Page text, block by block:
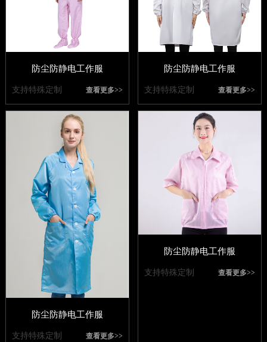
防尘防静电工作服
支持特殊定制 查看更多>>
防尘防静电工作服
支持特殊定制 查看更多>>
防尘防静电工作服
支持特殊定制 查看更多>>
防尘防静电工作服
支持特殊定制 查看更多>>